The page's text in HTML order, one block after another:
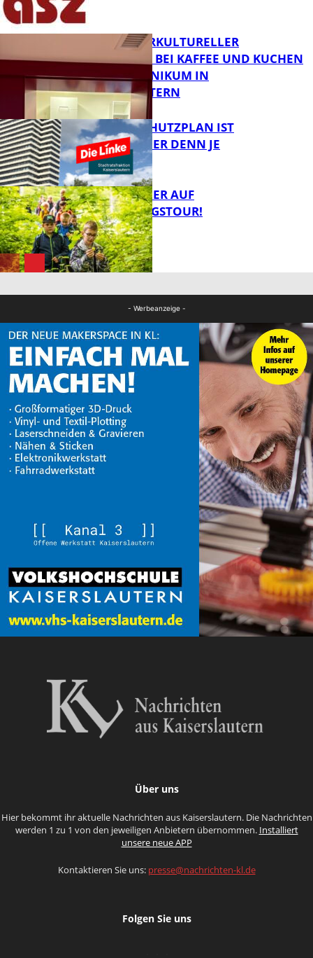
FB News
FB News
FB Gesundheit
NEUER INTERKULTURELLER
TREFFPUNKT BEI KAFFEE UND KUCHEN
IM PFALZKLINIKUM IN
KAISERSLAUTERN
FB News
EIN HITZESCHUTZPLAN IST
NOTWENDIGER DENN JE
MIT DEM JÄGER AUF
ENTDECKUNGSTOUR!
- Werbeanzeige -
Über uns
Hier bekommt ihr aktuelle Nachrichten aus Kaiserslautern. Die Nachrichten
werden 1 zu 1 von den jeweiligen Anbietern übernommen. Installiert
unsere neue APP
Kontaktieren Sie uns: presse@nachrichten-kl.de
Folgen Sie uns